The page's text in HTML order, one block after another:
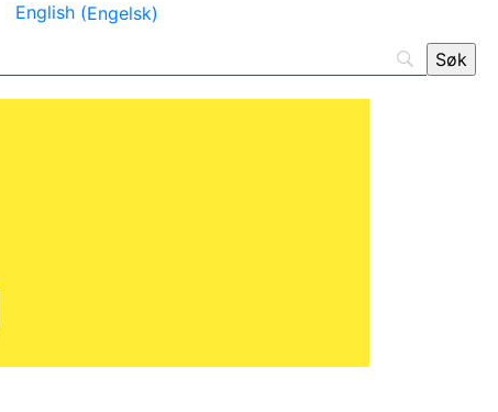
English (Engelsk)